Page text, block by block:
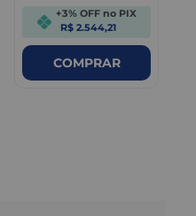
+3% OFF no PIX
R$ 2.544,21
COMPRAR